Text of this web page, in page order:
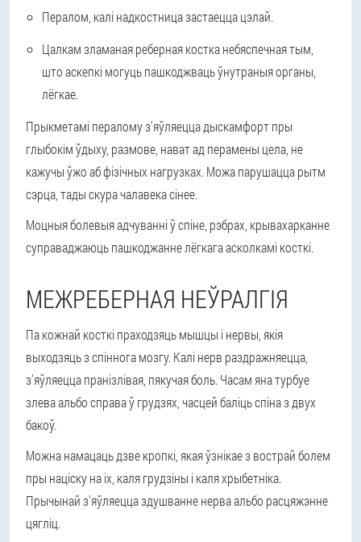
Пералом, калі надкостница застаецца цэлай.
Цалкам зламаная реберная костка небяспечная тым,
што аскепкі могуць пашкоджваць ўнутраныя органы,
лёгкае.
Прыкметамі пералому з'яўляецца дыскамфорт пры
глыбокім ўдыху, размове, нават ад перамены цела, не
кажучы ўжо аб фізічных нагрузках. Можа парушацца рытм
сэрца, тады скура чалавека сінее.
Моцныя болевыя адчуванні ў спіне, рэбрах, крывахарканне
суправаджаюць пашкоджанне лёгкага асколкамі косткі.
МЕЖРЕБЕРНАЯ НЕЎРАЛГІЯ
Па кожнай косткі праходзяць мышцы і нервы, якія
выходзяць з спіннога мозгу. Калі нерв раздражняецца,
з'яўляецца пранізлівая, пякучая боль. Часам яна турбуе
злева альбо справа ў грудзях, часцей баліць спіна з двух
бакоў.
Можна намацаць дзве кропкі, якая ўзнікае з вострай болем
пры націску на іх, каля грудзіны і каля хрыбетніка.
Прычынай з'яўляецца здушванне нерва альбо расцяжэнне
цягліц.